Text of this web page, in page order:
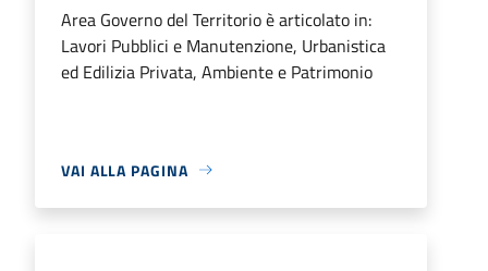
Area Governo del Territorio è articolato in:
Lavori Pubblici e Manutenzione, Urbanistica
ed Edilizia Privata, Ambiente e Patrimonio
VAI ALLA PAGINA